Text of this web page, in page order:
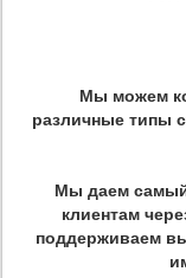
Мы можем
различные типы
Мы даем самый
клиентам
поддерживаем